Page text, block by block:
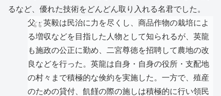
るなど、優れた技術をどんどん取り入れる名君でした。
父・英毅は民治に力を尽くし、商品作物の栽培によ
る増収などを目指した人物として知られるが、英龍
も施政の公正に勤め、二宮尊徳を招聘して農地の改
良などを行った。英龍は自身・自身の役所・支配地
の村々まで積極的な倹約を実施した。一方で、殖産
のための貸付、飢饉の際の施しは積極的に行い領民